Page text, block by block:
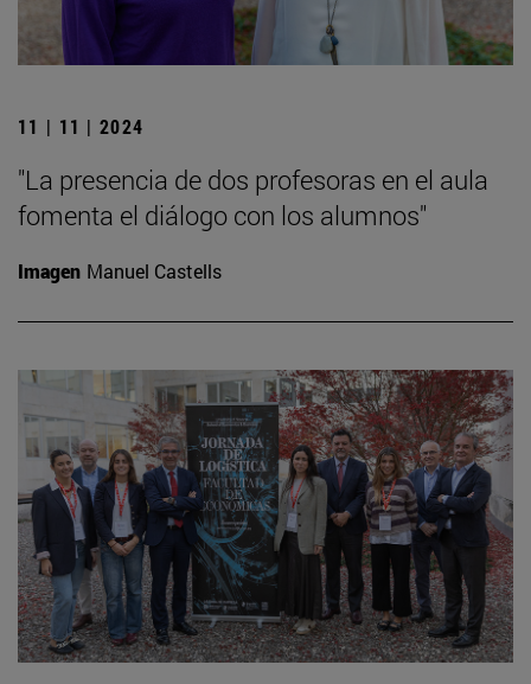
11 | 11 | 2024
"La presencia de dos profesoras en el aula
fomenta el diálogo con los alumnos"
Imagen Manuel Castells